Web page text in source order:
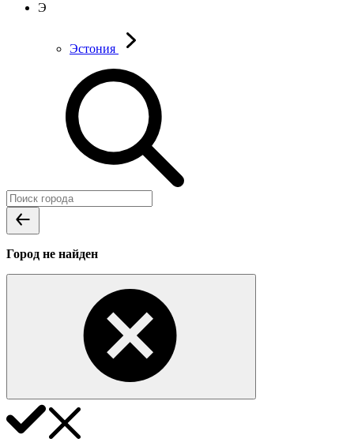
Э
Эстония
Город не найден